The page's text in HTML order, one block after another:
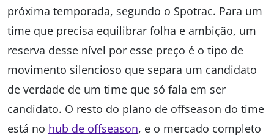
próxima temporada, segundo o Spotrac. Para um
time que precisa equilibrar folha e ambição, um
reserva desse nível por esse preço é o tipo de
movimento silencioso que separa um candidato
de verdade de um time que só fala em ser
candidato. O resto do plano de offseason do time
está no hub de offseason, e o mercado completo